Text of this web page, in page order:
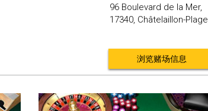
96 Boulevard de la Mer,
17340, Châtelaillon-Plage,
浏览赌场信息